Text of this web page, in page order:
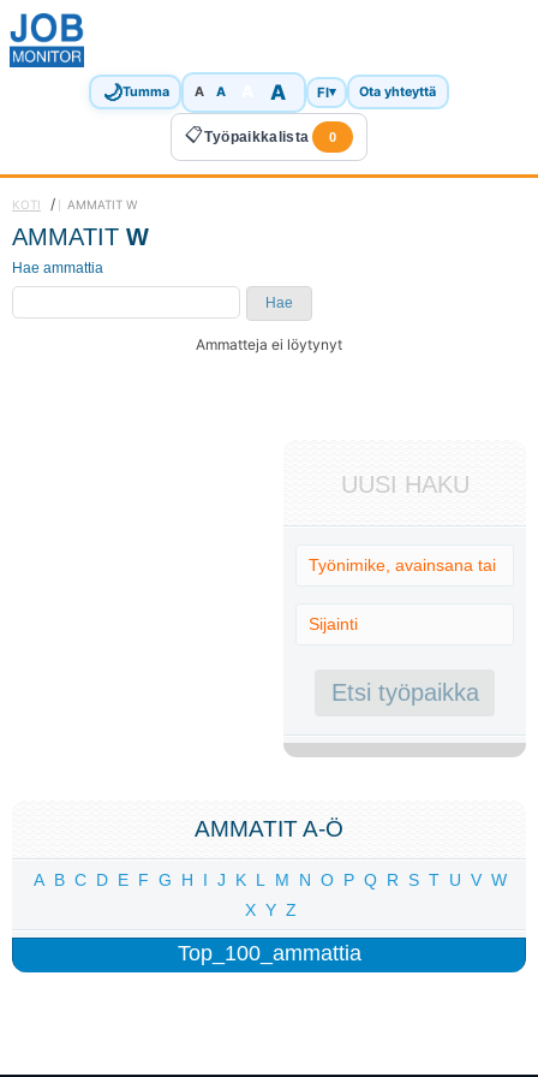
🌙Tumma A A A FI▾ Ota yhteyttä
📋Työpaikkalista 0
KOTI / AMMATIT W
AMMATIT W
Hae ammattia
Hae
Ammatteja ei löytynyt
UUSI HAKU
AMMATIT A-Ö
A B C D E F G H I J K L M N O P Q R S T U V W
X Y Z
Top_100_ammattia